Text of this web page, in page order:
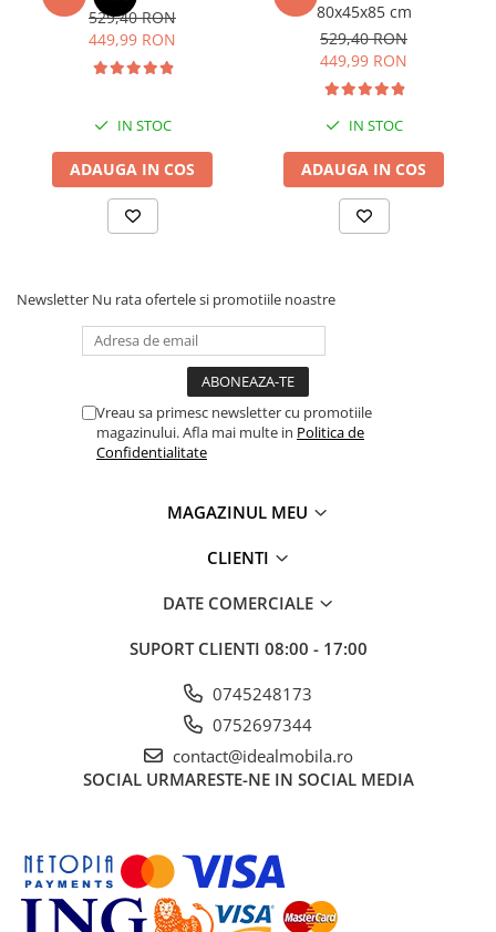
529,40 RON
449,99 RON
IN STOC
ADAUGA IN COS
80x45x85 cm
529,40 RON
449,99 RON
IN STOC
ADAUGA IN COS
Newsletter Nu rata ofertele si promotiile noastre
Vreau sa primesc newsletter cu promotiile
magazinului. Afla mai multe in Politica de
Confidentialitate
MAGAZINUL MEU
CLIENTI
DATE COMERCIALE
SUPORT CLIENTI 08:00 - 17:00
0745248173
0752697344
contact@idealmobila.ro
SOCIAL URMARESTE-NE IN SOCIAL MEDIA